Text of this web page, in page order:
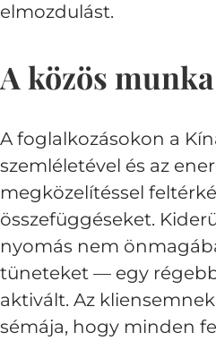
elmozdulást.
A közös munka
A foglalkozásokon a
szemléletével és az
megközelítéssel
összefüggéseket.
nyomás nem
tüneteket — egy
aktivált. Az
sémája, hogy minden